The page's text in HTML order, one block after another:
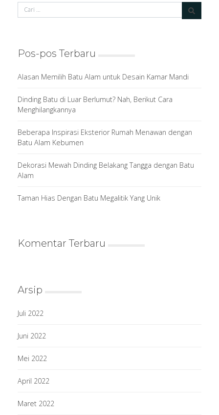
Pos-pos Terbaru
Alasan Memilih Batu Alam untuk Desain Kamar Mandi
Dinding Batu di Luar Berlumut? Nah, Berikut Cara
Menghilangkannya
Beberapa Inspirasi Eksterior Rumah Menawan dengan
Batu Alam Kebumen
Dekorasi Mewah Dinding Belakang Tangga dengan Batu
Alam
Taman Hias Dengan Batu Megalitik Yang Unik
Komentar Terbaru
Arsip
Juli 2022
Juni 2022
Mei 2022
April 2022
Maret 2022